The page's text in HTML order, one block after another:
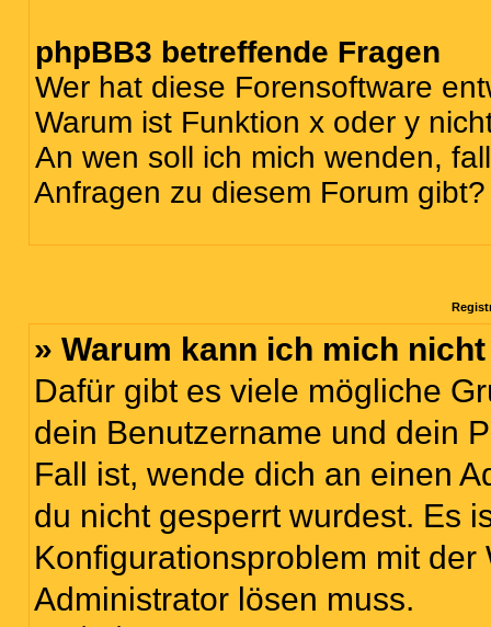
phpBB3 betreffende Fragen
Wer hat diese Forensoftware
Warum ist Funktion x oder y
An wen soll ich mich wenden,
Anfragen zu diesem Forum gibt?
» Warum kann ich mich
Dafür gibt es viele mögliche
dein Benutzername und dein
Fall ist, wende dich an einen
du nicht gesperrt wurdest. Es
Konfigurationsproblem mit
Administrator lösen muss.